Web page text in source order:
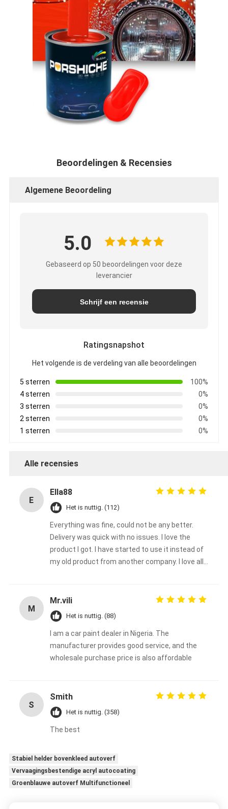
Beoordelingen & Recensies
Algemene Beoordeling
5.0
Gebaseerd op 50 beoordelingen voor deze
leverancier
Schrijf een recensie
Ratingsnapshot
Het volgende is de verdeling van alle beoordelingen
5 sterren
100%
4 sterren
0%
3 sterren
0%
2 sterren
0%
1 sterren
0%
Alle recensies
E
Ella88
Het is nuttig. (112)
Everything was fine, could not be any better.
Delivery was quick with no issues. I love the
product I got. I have started to use it instead of
my old product from another company. I love all
M
Mr.vili
Het is nuttig. (88)
I am a car paint dealer in Nigeria. The
manufacturer provides good service, and the
wholesale purchase price is also affordable
S
Smith
Het is nuttig. (358)
The best
Stabiel helder bovenkleed autoverf
Vervaagingsbestendige acryl autocoating
Groenblauwe autoverf Multifunctioneel